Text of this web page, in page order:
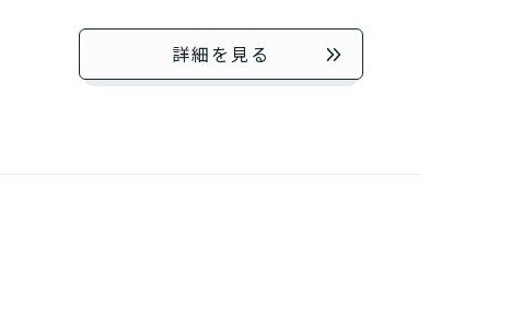
詳細を見る